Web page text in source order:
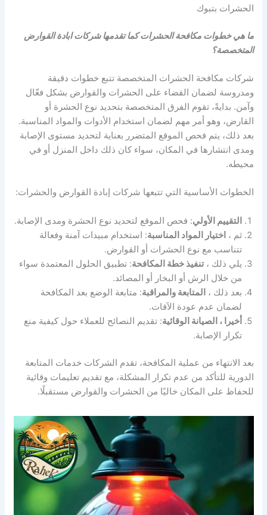
الحشرات بتبوك
ما هي خطوات مكافحة الحشرات كما تقدمها شركات ابادة القوارض
المتخصصة؟
شركات مكافحة الحشرات المتخصصة تتبع خطوات دقيقة
ومدروسة لضمان القضاء على الحشرات والقوارض بشكل فعّال
وآمن. بدايةً، تقوم الفرق المتخصصة بتحديد نوع الحشرة أو
القارض، وهو أمر مهم لضمان استخدام الأدوات والمواد المناسبة.
بعد ذلك، يتم فحص الموقع المتضرر بعناية لتحديد مستوى الإصابة
ومدى انتشارها في المكان، سواء كان ذلك داخل المنزل أو في
محيطه.
الخطوات الأساسية التي تتبعها شركات إبادة القوارض والحشرات:
التقييم الأولي: فحص الموقع لتحديد نوع الحشرة ومدى الإصابة.
ثم ، اختيار المواد المناسبة: استخدام مبيدات آمنة وفعالة
تتناسب مع نوع الحشرات أو القوارض.
يلي ذلك ،تنفيذ خطة المكافحة: تطبيق الحلول المعتمدة سواء
من خلال الرش أو البخار أو المصائد.
بعد ذلك ، المتابعة والمراقبة: متابعة الوضع بعد المكافحة
لضمان عدم عودة الآفات.
أخيرا ، الصيانة الوقائية: تقديم النصائح للعملاء حول كيفية منع
تكرار الإصابة.
بعد الانتهاء من عملية المكافحة، تقدم الشركات خدمات المتابعة
الدورية للتأكد من عدم تكرار المشكلة، مع تقديم تعليمات وقائية
للحفاظ على المكان خاليًا من الحشرات والقوارض مستقبلًا.